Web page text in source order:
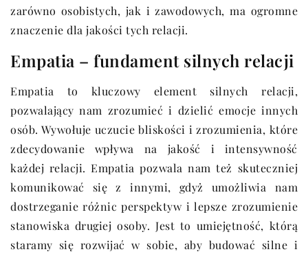
zarówno osobistych, jak i zawodowych, ma ogromne
znaczenie dla jakości tych relacji.
Empatia – fundament silnych relacji
Empatia to kluczowy element silnych relacji,
pozwalający nam zrozumieć i dzielić emocje innych
osób. Wywołuje uczucie bliskości i zrozumienia, które
zdecydowanie wpływa na jakość i intensywność
każdej relacji. Empatia pozwala nam też skuteczniej
komunikować się z innymi, gdyż umożliwia nam
dostrzeganie różnic perspektyw i lepsze zrozumienie
stanowiska drugiej osoby. Jest to umiejętność, którą
staramy się rozwijać w sobie, aby budować silne i